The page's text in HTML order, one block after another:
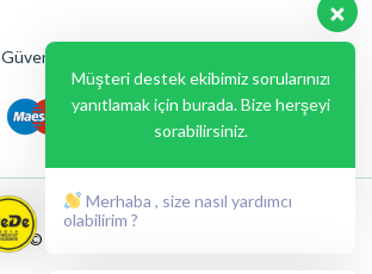
Güvenli Ödeme Seçenekleri
© 2024, Liabil Dizayn
Müşteri destek ekibimiz sorularınızı
yanıtlamak için burada. Bize herşeyi
sorabilirsiniz.
Merhaba , size nasıl yardımcı
olabilirim ?